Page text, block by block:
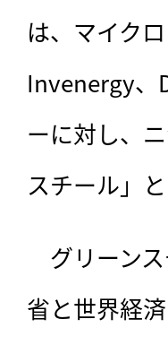
は、マイク
Invenergy、
ーに対し、
スチール」
グリーン
省と世界経